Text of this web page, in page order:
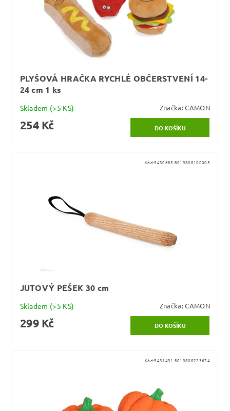
PLYŠOVÁ HRAČKA RYCHLÉ OBČERSTVENÍ 14-
24 cm 1 ks
Skladem (>5 KS) Značka:CAMON
254 Kč
Kód:5430685-8019808100005
JUTOVÝ PEŠEK 30 cm
Skladem (>5 KS) Značka:CAMON
299 Kč
Kód:5431431-8019808223674